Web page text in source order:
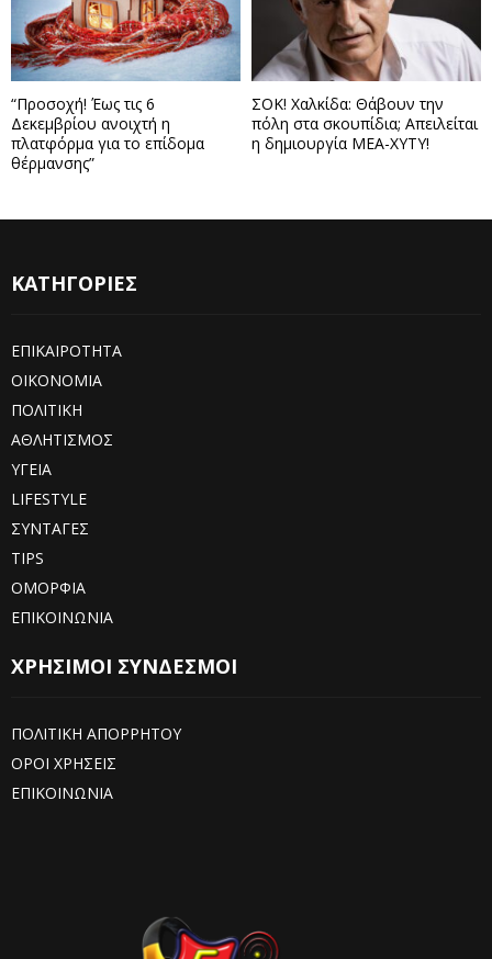
“Προσοχή! Έως τις 6
Δεκεμβρίου ανοιχτή η
πλατφόρμα για το επίδομα
θέρμανσης”
ΣΟΚ! Χαλκίδα: Θάβουν την
πόλη στα σκουπίδια; Απειλείται
η δημιουργία ΜΕΑ-ΧΥΤΥ!
ΚΑΤΗΓΟΡΙΕΣ
ΕΠΙΚΑΙΡΟΤΗΤΑ
ΟΙΚΟΝΟΜΙΑ
ΠΟΛΙΤΙΚΗ
ΑΘΛΗΤΙΣΜΟΣ
ΥΓΕΙΑ
LIFESTYLE
ΣΥΝΤΑΓΕΣ
TIPS
ΟΜΟΡΦΙΑ
ΕΠΙΚΟΙΝΩΝΙΑ
ΧΡΗΣΙΜΟΙ ΣΥΝΔΕΣΜΟΙ
ΠΟΛΙΤΙΚΗ ΑΠΟΡΡΗΤΟΥ
ΟΡΟΙ ΧΡΗΣΕΙΣ
ΕΠΙΚΟΙΝΩΝΙΑ